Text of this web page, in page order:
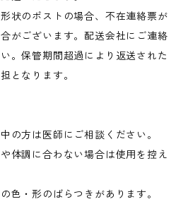
状のポストの場合、不在連絡票が
がございます。配送会社にご連絡
。保管期間超過により返送された
となります。
の方は医師にご相談ください。
体調に合わない場合は使用を控え
色・形のばらつきがあります。